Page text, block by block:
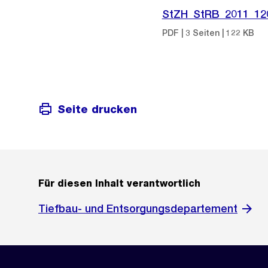
PDF | 3 Seiten | 122 KB
Seite drucken
Für diesen Inhalt verantwortlich
Tiefbau- und Entsorgungsdepartement